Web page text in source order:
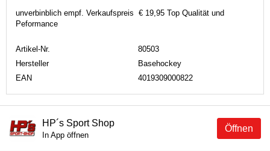
unverbinblich empf. Verkaufspreis € 19,95 Top Qualität und
Peformance
Artikel-Nr.
80503
Hersteller
Basehockey
EAN
4019309000822
Öffnen
HP´s Sport Shop
In App öffnen